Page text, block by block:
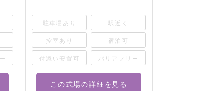
駐車場あり 駅近く
控室あり 宿泊可
付添い安置可 バリアフリー
この式場の詳細を見る